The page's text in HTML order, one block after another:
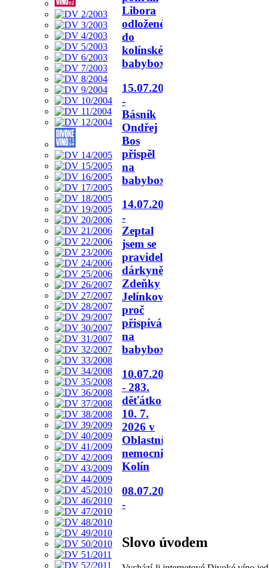
Libora
odloženého
do
kolínského
babyboxu.
15.07.2026
-
Básník
Ondřej
Bos
přispěl
na
babyboxy.
14.07.2026
-
Zeptal
jsem se
pravidelné
dárkyně
Zdeňky
Jelínkové,
proč
přispívá
na
babybox.
10.07.2026
- 283.
děťátko
10. 7.
2026 v
Oblastní
nemocnici
Kolín
08.07.2026
-
Slovo úvodem